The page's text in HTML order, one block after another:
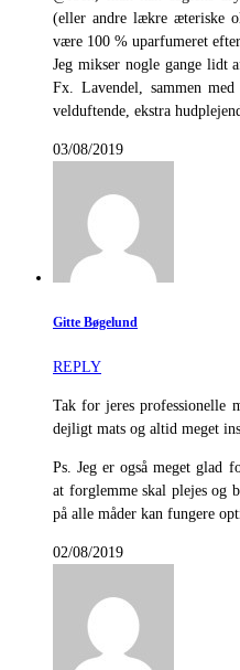
(eller andre lækre æteriske
være 100 % uparfumeret
Jeg mikser nogle gange lidt
Fx. Lavendel, sammen
velduftende, ekstra
03/08/2019
Gitte Bøgelund
REPLY
Tak for jeres professionelle
dejligt mats og altid meget
Ps. Jeg er også meget glad
at forglemme skal plejes og
på alle måder kan fungere
02/08/2019